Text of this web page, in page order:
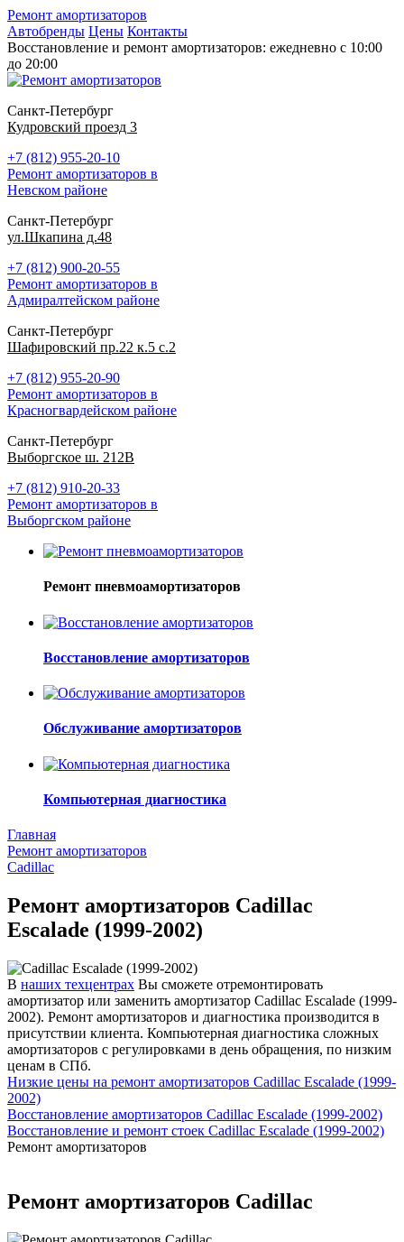
Ремонт амортизаторов
Автобренды Цены Контакты
Восстановление и ремонт амортизаторов: ежедневно с 10:00
до 20:00
Санкт-Петербург
Кудровский проезд 3
+7 (812) 955-20-10
Ремонт амортизаторов в
Невском районе
Санкт-Петербург
ул.Шкапина д.48
+7 (812) 900-20-55
Ремонт амортизаторов в
Адмиралтейском районе
Санкт-Петербург
Шафировский пр.22 к.5 с.2
+7 (812) 955-20-90
Ремонт амортизаторов в
Красногвардейском районе
Санкт-Петербург
Выборгское ш. 212В
+7 (812) 910-20-33
Ремонт амортизаторов в
Выборгском районе
Ремонт пневмоамортизаторов
Восстановление амортизаторов
Обслуживание амортизаторов
Компьютерная диагностика
Главная
Ремонт амортизаторов
Cadillac
Ремонт амортизаторов Cadillac
Escalade (1999-2002)
В наших техцентрах Вы сможете отремонтировать
амортизатор или заменить амортизатор Cadillac Escalade (1999-
2002). Ремонт амортизаторов и диагностика производится в
присутствии клиента. Компьютерная диагностика сложных
амортизаторов с регулировками в день обращения, по низким
ценам в СПб.
Низкие цены на ремонт амортизаторов Cadillac Escalade (1999-
2002)
Восстановление амортизаторов Cadillac Escalade (1999-2002)
Восстановление и ремонт стоек Cadillac Escalade (1999-2002)
Ремонт амортизаторов
Ремонт амортизаторов Cadillac